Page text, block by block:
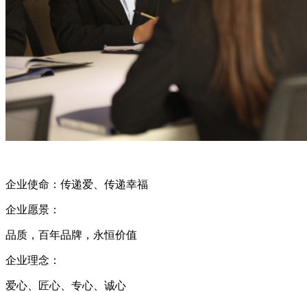
企业使命：传递爱、传递幸福
企业愿景：
品质，百年品牌，永恒价值
企业理念：
爱心、匠心、专心、诚心